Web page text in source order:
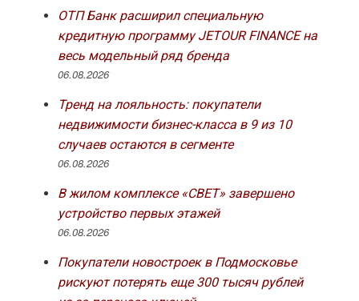
ОТП Банк расширил специальную
кредитную программу JETOUR FINANCE на
весь модельный ряд бренда
06.08.2026
Тренд на лояльность: покупатели
недвижимости бизнес-класса в 9 из 10
случаев остаются в сегменте
06.08.2026
В жилом комплексе «СВЕТ» завершено
устройство первых этажей
06.08.2026
Покупатели новостроек в Подмосковье
рискуют потерять еще 300 тысяч рублей